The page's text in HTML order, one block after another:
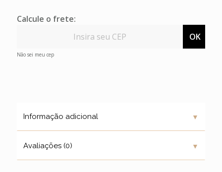
Calcule o frete:
OK
Não sei meu cep
Informação adicional ▼
Avaliações (0) ▼